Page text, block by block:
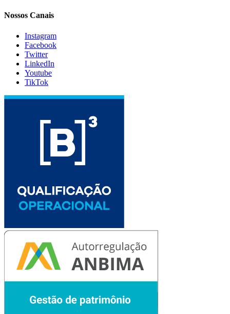
Nossos Canais
Instagram
Facebook
Twitter
LinkedIn
Youtube
TikTok